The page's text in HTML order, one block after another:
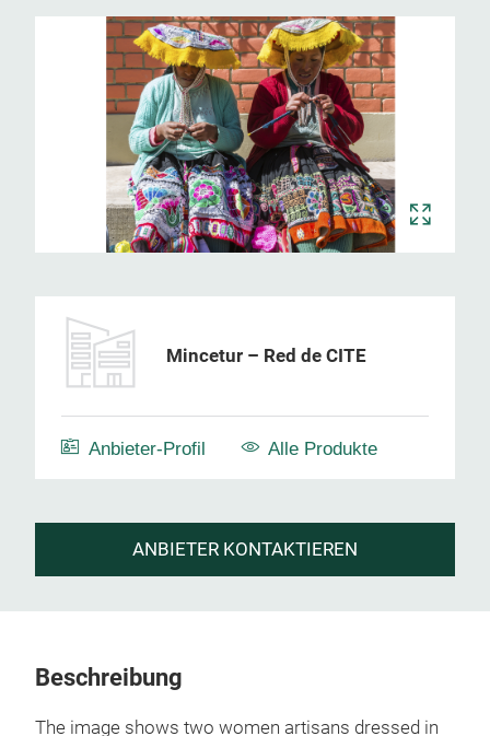
Mincetur – Red de CITE
Anbieter-Profil Alle Produkte
ANBIETER KONTAKTIEREN
Beschreibung
The image shows two women artisans dressed in